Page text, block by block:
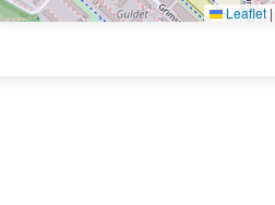
Leaflet |